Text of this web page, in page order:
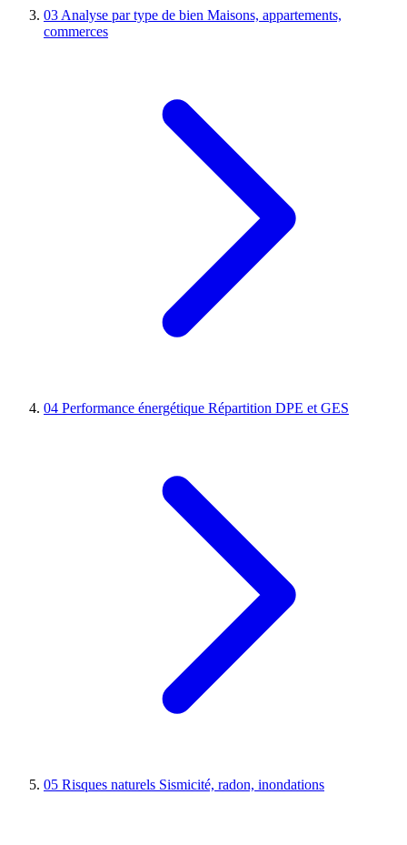
03 Analyse par type de bien Maisons, appartements,
commerces
04 Performance énergétique Répartition DPE et GES
05 Risques naturels Sismicité, radon, inondations